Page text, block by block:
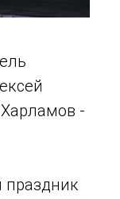
-
праздник